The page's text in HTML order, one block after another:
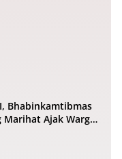
Bhabinkamtibmas
Ajak Warga